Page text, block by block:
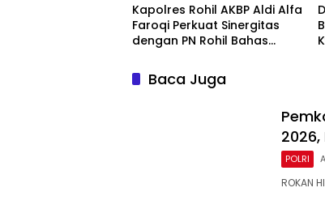
Kapolres Rohil AKBP Aldi Alfa
Faroqi Perkuat Sinergitas
dengan PN Rohil Bahas
Baca Juga
POLRI
ROKAN